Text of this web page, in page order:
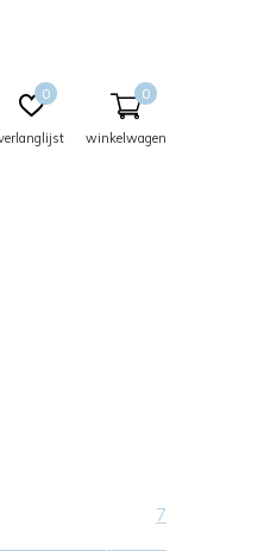
0
winkelwagen
0
7